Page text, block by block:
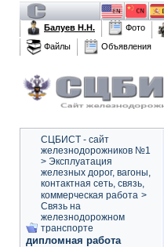
Балуев Н.Н.
Фото
Файлы
Объявления
СЦБИСТ - сайт
железнодорожников №1
> Эксплуатация
железных дорог, вагоны,
контактная сеть, связь,
коммерческая работа >
Связь на
железнодорожном
транспорте
дипломная работа